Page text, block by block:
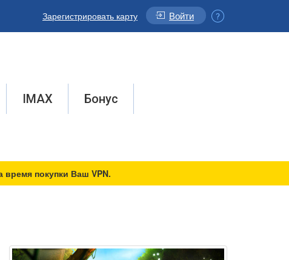
Зарегистрировать карту Войти
IMAX Бонус
покупки Ваш VPN.